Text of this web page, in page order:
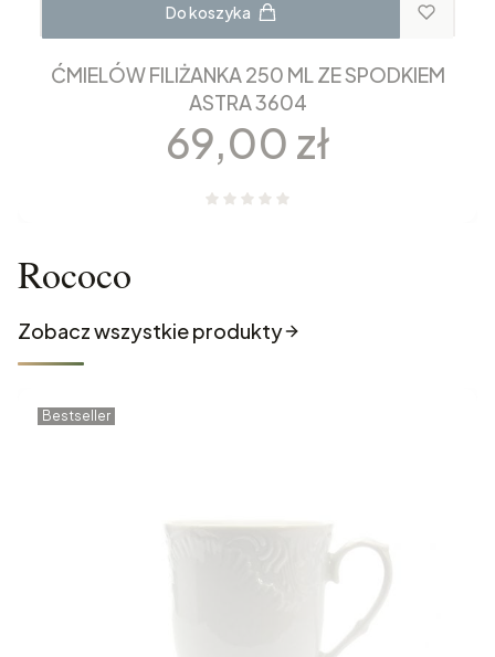
Do koszyka
ĆMIELÓW FILIŻANKA 250 ML ZE SPODKIEM
ASTRA 3604
Cena
69,00 zł
Rococo
Zobacz wszystkie produkty
Bestseller